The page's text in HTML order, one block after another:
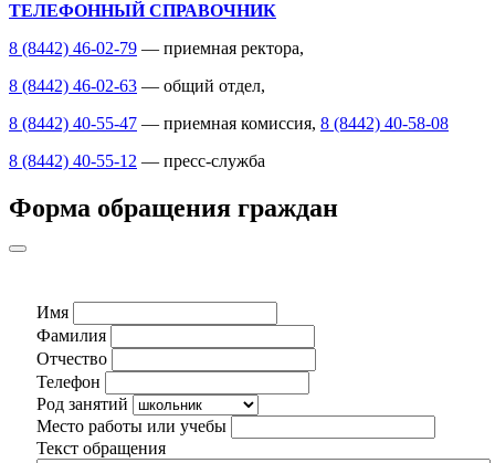
ТЕЛЕФОННЫЙ СПРАВОЧНИК
8 (8442) 46-02-79 — приемная ректора,
8 (8442) 46-02-63 — общий отдел,
8 (8442) 40-55-47 — приемная комиссия, 8 (8442) 40-58-08
8 (8442) 40-55-12 — пресс-служба
Форма обращения граждан
Имя
Фамилия
Отчество
Телефон
Род занятий
Место работы или учебы
Текст обращения